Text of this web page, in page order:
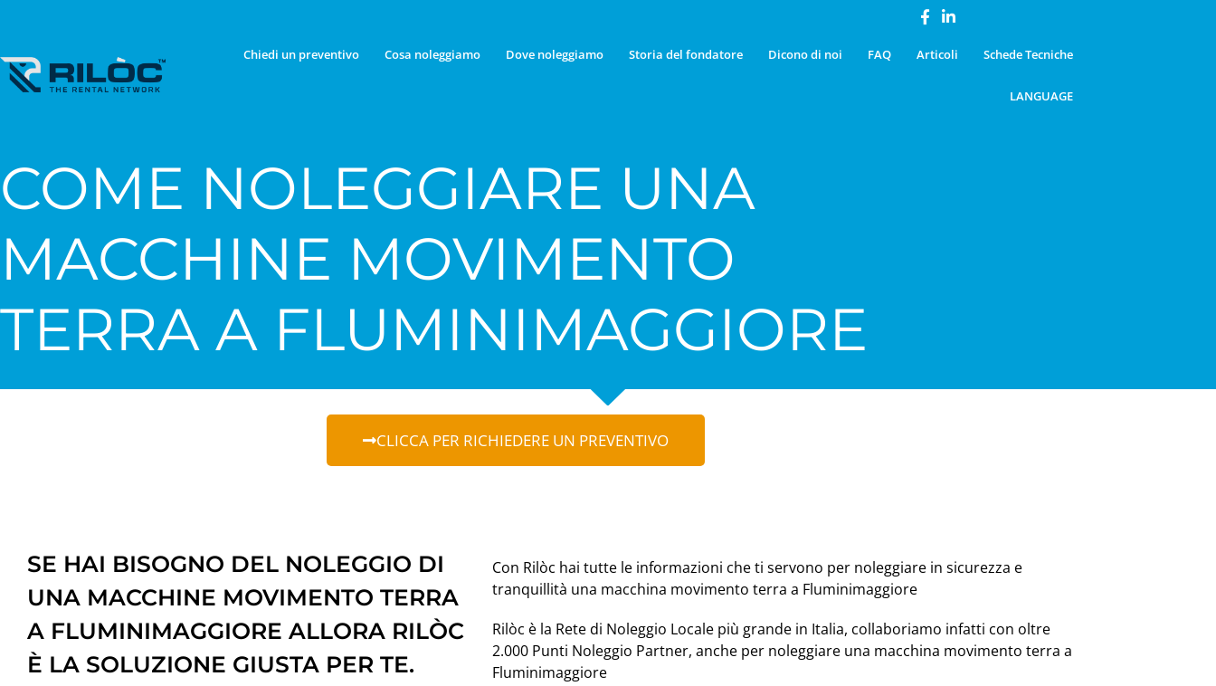
Chiedi un preventivo Cosa noleggiamo Dove noleggiamo Storia del fondatore Dicono di noi FAQ Articoli Schede Tecniche
LANGUAGE
COME NOLEGGIARE UNA
MACCHINE MOVIMENTO
TERRA A FLUMINIMAGGIORE
CLICCA PER RICHIEDERE UN PREVENTIVO
SE HAI BISOGNO DEL NOLEGGIO DI
UNA MACCHINE MOVIMENTO TERRA
A FLUMINIMAGGIORE ALLORA RILÒC
È LA SOLUZIONE GIUSTA PER TE.
Con Rilòc hai tutte le informazioni che ti servono per noleggiare in sicurezza e
tranquillità una macchina movimento terra a Fluminimaggiore
Rilòc è la Rete di Noleggio Locale più grande in Italia, collaboriamo infatti con oltre
2.000 Punti Noleggio Partner, anche per noleggiare una macchina movimento terra a
Fluminimaggiore